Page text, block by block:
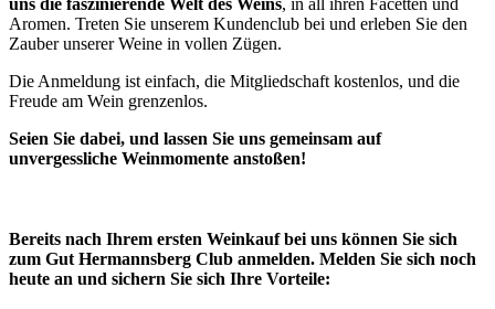
uns die faszinierende Welt des Weins, in all ihren Facetten und
Aromen. Treten Sie unserem Kundenclub bei und erleben Sie den
Zauber unserer Weine in vollen Zügen.
Die Anmeldung ist einfach, die Mitgliedschaft kostenlos, und die
Freude am Wein grenzenlos.
Seien Sie dabei, und lassen Sie uns gemeinsam auf
unvergessliche Weinmomente anstoßen!
Bereits nach Ihrem ersten Weinkauf bei uns können Sie sich
zum Gut Hermannsberg Club anmelden. Melden Sie sich noch
heute an und sichern Sie sich Ihre Vorteile: